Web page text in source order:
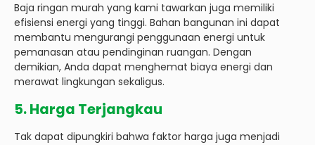
Baja ringan murah yang kami tawarkan juga memiliki
efisiensi energi yang tinggi. Bahan bangunan ini dapat
membantu mengurangi penggunaan energi untuk
pemanasan atau pendinginan ruangan. Dengan
demikian, Anda dapat menghemat biaya energi dan
merawat lingkungan sekaligus.
5. Harga Terjangkau
Tak dapat dipungkiri bahwa faktor harga juga menjadi